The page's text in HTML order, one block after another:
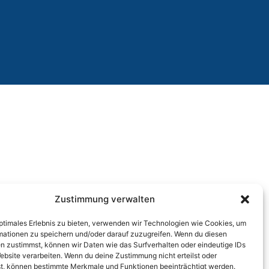
Zustimmung verwalten
Erlebnis zu bieten, verwenden wir Technologien wie Cookies, um
zu speichern und/oder darauf zuzugreifen. Wenn du diesen
zustimmst, können wir Daten wie das Surfverhalten oder eindeutige IDs
verarbeiten. Wenn du deine Zustimmung nicht erteilst oder
können bestimmte Merkmale und Funktionen beeinträchtigt werden.